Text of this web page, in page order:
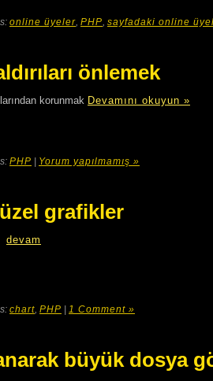
online üyeler, PHP, sayfadaki online
önlemek
korunmak Devamını okuyun »
PHP Yorum yapılmamış »
grafikler
devam
chart, PHP 1 Comment »
büyük dosya